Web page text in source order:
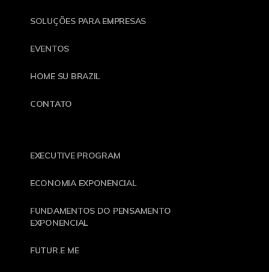
SOLUÇÕES PARA EMPRESAS
EVENTOS
HOME SU BRAZIL
CONTATO
EXECUTIVE PROGRAM
ECONOMIA EXPONENCIAL
FUNDAMENTOS DO PENSAMENTO
EXPONENCIAL
FUTUR.E ME